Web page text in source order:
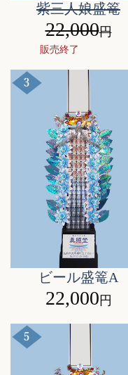
紫三人娘盛篭
22,000円
販売終了
ビール盛篭A
22,000 円